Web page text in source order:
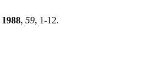
1988, 59, 1-12.